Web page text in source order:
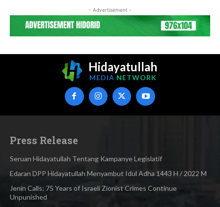
- Advertisement -
Hidayatullah
MEDIA NETWORK
Press Release
Seruan Hidayatullah Tentang Kampanye Legislatif
Edaran DPP Hidayatullah Menyambut Idul Adha 1443 H / 2022 M
Jenin Calls: 75 Years of Israeli Zionist Crimes Continue
Unpunished